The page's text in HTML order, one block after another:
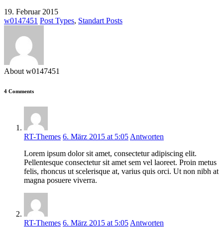
19. Februar 2015
w0147451 Post Types, Standart Posts
About w0147451
4 Comments
RT-Themes 6. März 2015 at 5:05Antworten
Lorem ipsum dolor sit amet, consectetur adipiscing elit.
Pellentesque consectetur sit amet sem vel laoreet. Proin metus
felis, rhoncus ut scelerisque at, varius quis orci. Ut non nibh at
magna posuere viverra.
RT-Themes 6. März 2015 at 5:05Antworten